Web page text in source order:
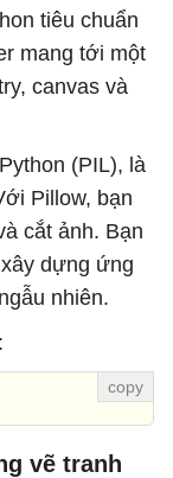
tiêu chuẩn
mang tới một
canvas và
(PIL), là
Pillow, bạn
cắt ảnh. Bạn
dựng ứng
nhiên.
vẽ tranh